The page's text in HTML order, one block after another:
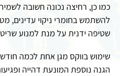
כמו כן, רחיצה נכונה חשובה
להשתמש בחומרי ניקוי עדינים,
שטיפה ידנית על מנת למנוע
שימוש בווקס מגן אחת לכמה
הגנה נוספת המונעת דהייה